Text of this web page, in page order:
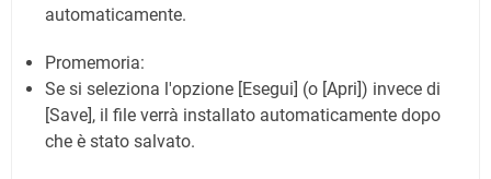
automaticamente.
Promemoria:
Se si seleziona l'opzione [Esegui] (o [Apri]) invece di
[Save], il file verrà installato automaticamente dopo
che è stato salvato.